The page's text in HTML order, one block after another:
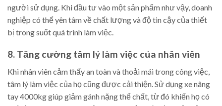
người sử dụng. Khi đầu tư vào một sản phẩm như vậy, doanh
nghiệp có thể yên tâm về chất lượng và độ tin cậy của thiết
bị trong suốt quá trình làm việc.
8. Tăng cường tâm lý làm việc của nhân viên
Khi nhân viên cảm thấy an toàn và thoải mái trong công việc,
tâm lý làm việc của họ cũng được cải thiện. Sử dụng xe nâng
tay 4000kg giúp giảm gánh nặng thể chất, từ đó khiến họ có